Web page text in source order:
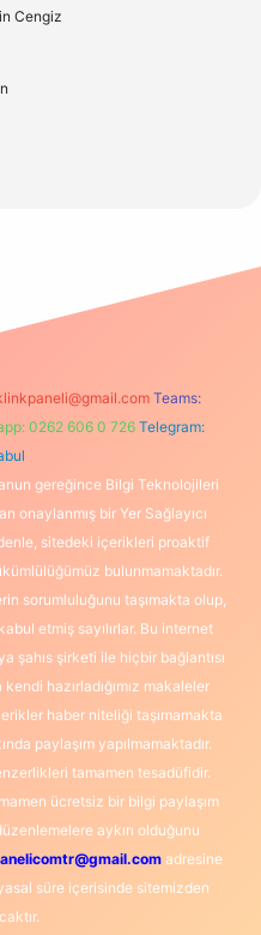
Cengiz
Teams:
0262 606 0 726 Telegram:
gereğince Bilgi Teknolojileri
onaylanmış bir Yer Sağlayıcı
sitedeki içerikleri proaktif
bulunmamaktadır.
sorumluluğunu taşımakta olup,
etmiş sayılırlar. Bu internet
şahıs şirketi ile hiçbir bağlantısı
hazırladığımız makaleler
haber niteliği taşımamakta
paylaşım yapılmamaktadır.
tamamen tesadüfidir.
ücretsiz bir bilgi paylaşım
aykırı olduğunu
adresine
süre içerisinde sitemizden